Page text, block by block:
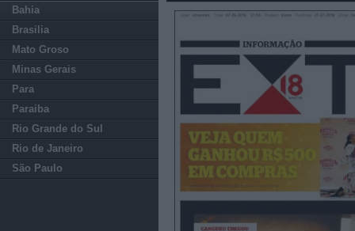
Bahia
Brasilia
Mato Groso
Minas Gerais
Para
Paraiba
Rio Grande do Sul
Rio de Janeiro
São Paulo